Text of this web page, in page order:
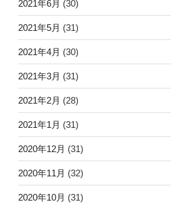
2021年6月 (30)
2021年5月 (31)
2021年4月 (30)
2021年3月 (31)
2021年2月 (28)
2021年1月 (31)
2020年12月 (31)
2020年11月 (32)
2020年10月 (31)